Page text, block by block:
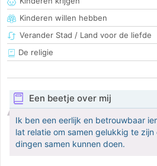
Kinderen willen hebben
Verander Stad / Land voor de liefde
De religie
Een beetje over mij
Ik ben een eerlijk en betrouwbaar
lat relatie om samen gelukkig te
dingen samen kunnen doen.